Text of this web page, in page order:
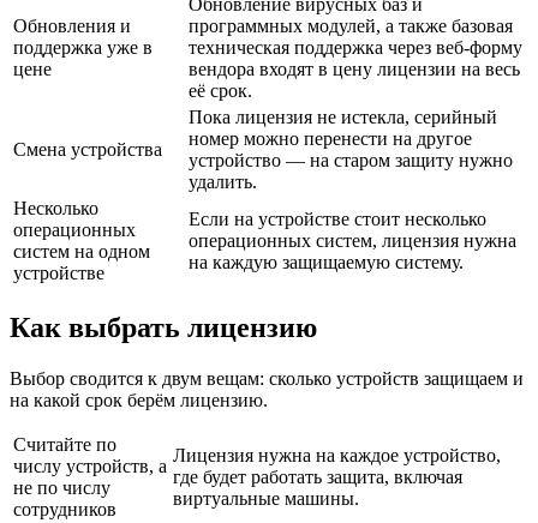
Обновления и
поддержка уже в
цене
программных модулей, а также базовая
техническая поддержка через веб-форму
вендора входят в цену лицензии на весь
её срок.
Смена устройства
Пока лицензия не истекла, серийный
номер можно перенести на другое
устройство — на старом защиту нужно
удалить.
Несколько
операционных
систем на одном
устройстве
Если на устройстве стоит несколько
операционных систем, лицензия нужна
на каждую защищаемую систему.
Как выбрать лицензию
Выбор сводится к двум вещам: сколько устройств защищаем и
на какой срок берём лицензию.
Считайте по
числу устройств, а
не по числу
сотрудников
Лицензия нужна на каждое устройство,
где будет работать защита, включая
виртуальные машины.